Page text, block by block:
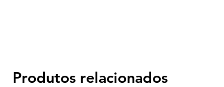
Produtos relacionados